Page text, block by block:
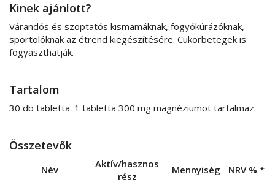
Kinek ajánlott?
Várandós és szoptatós kismamáknak, fogyókúrázóknak,
sportolóknak az étrend kiegészítésére. Cukorbetegek is
fogyaszthatják.
Tartalom
30 db tabletta. 1 tabletta 300 mg magnéziumot tartalmaz.
Összetevők
Név
Aktív/hasznos
rész
Mennyiség NRV % *